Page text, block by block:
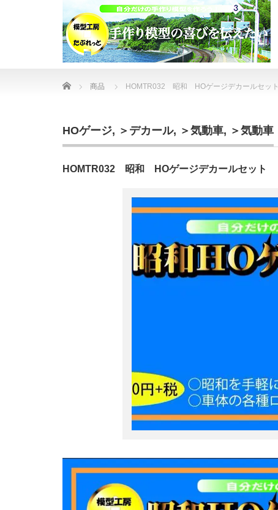
Home 商品 HOMTR032 昭和 HOゲージデカールセット
HOゲージ, ＞デカール, ＞気動車, ＞気動車
HOMTR032 昭和 HOゲージデカールセット